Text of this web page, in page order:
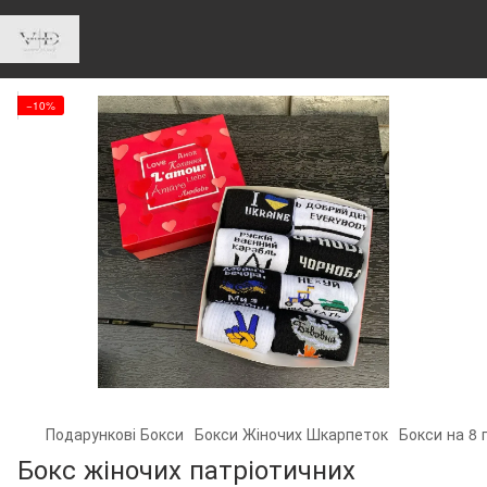
−10%
Подарункові Бокси Бокси Жіночих Шкарпеток Бокси на 8
Бокс жіночих патріотичних